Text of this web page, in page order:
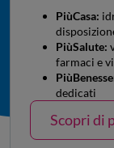
PiùCasa:
PiùSalute:
farmaci e
dedicati
Scopri di